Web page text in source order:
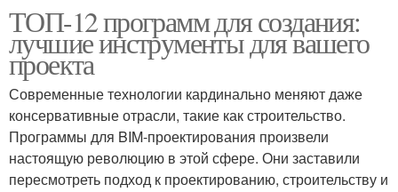
ТОП-12 программ для создания:
лучшие инструменты для вашего
проекта
Современные технологии кардинально меняют даже
консервативные отрасли, такие как строительство.
Программы для BIM-проектирования произвели
настоящую революцию в этой сфере. Они заставили
пересмотреть подход к проектированию, строительству и